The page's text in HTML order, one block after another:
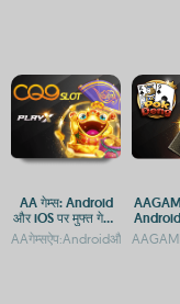
AA गेम्स: Android
और iOS पर मुफ्त गेमिंग
का आनंद